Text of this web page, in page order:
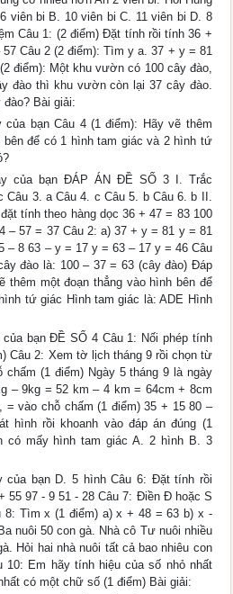
viên bi B. 10 viên bi C. 11 viên bi D. 8
Câu 1: (2 điểm) Đặt tính rồi tính 36 +
Câu 2 (2 điểm): Tìm y a. 37 + y = 81
điểm): Một khu vườn có 100 cây đào,
đào thì khu vườn còn lại 37 cây đào.
đào? Bài giải:
bạn Câu 4 (1 điểm): Hãy vẽ thêm
bên để có 1 hình tam giác và 2 hình tứ
của bạn ĐÁP ÁN ĐỀ SỐ 3 I. Trắc
Câu 3. a Câu 4. c Câu 5. b Câu 6. b II.
tính theo hàng dọc 36 + 47 = 83 100
– 57 = 37 Câu 2: a) 37 + y = 81 y = 81
– 8 63 – y = 17 y = 63 – 17 y = 46 Câu
đào là: 100 – 37 = 63 (cây đào) Đáp
thêm một đoạn thẳng vào hình bên để
tứ giác Hình tam giác là: ADE Hình
bạn ĐỀ SỐ 4 Câu 1: Nối phép tính
Câu 2: Xem tờ lịch tháng 9 rồi chọn từ
chấm (1 điểm) Ngày 5 tháng 9 là ngày
– 9kg = 52 km – 4 km = 64cm + 8cm
vào chỗ chấm (1 điểm) 35 + 15 80 –
hình rồi khoanh vào đáp án đúng (1
có mấy hình tam giác A. 2 hình B. 3
của bạn D. 5 hình Câu 6: Đặt tính rồi
55 97 - 9 51 - 28 Câu 7: Điền Đ hoặc S
8: Tìm x (1 điểm) a) x + 48 = 63 b) x -
nuôi 50 con gà. Nhà cô Tư nuôi nhiều
Hỏi hai nhà nuôi tất cả bao nhiêu con
10: Em hãy tính hiệu của số nhỏ nhất
có một chữ số (1 điểm) Bài giải: